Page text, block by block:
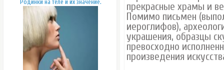
Родинки на теле и их значение.
прекрасные храмы и
Помимо письмен
иероглифов),
украшения, образцы
превосходно
произведения